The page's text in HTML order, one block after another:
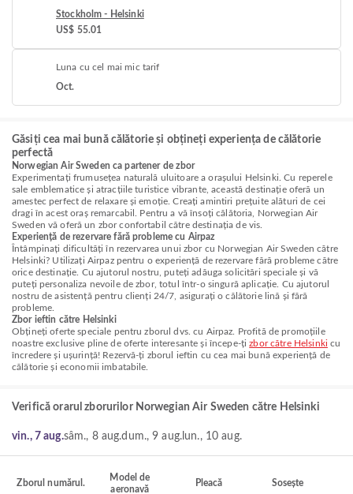
Stockholm - Helsinki
US$ 55.01
Luna cu cel mai mic tarif
Oct.
Găsiți cea mai bună călătorie și obțineți experiența de călătorie
perfectă
Norwegian Air Sweden ca partener de zbor
Experimentați frumusețea naturală uluitoare a orașului Helsinki. Cu reperele
sale emblematice și atracțiile turistice vibrante, această destinație oferă un
amestec perfect de relaxare și emoție. Creați amintiri prețuite alături de cei
dragi în acest oraș remarcabil. Pentru a vă însoți călătoria, Norwegian Air
Sweden vă oferă un zbor confortabil către destinația de vis.
Experiență de rezervare fără probleme cu Airpaz
Întâmpinați dificultăți în rezervarea unui zbor cu Norwegian Air Sweden către
Helsinki? Utilizați Airpaz pentru o experiență de rezervare fără probleme către
orice destinație. Cu ajutorul nostru, puteți adăuga solicitări speciale și vă
puteți personaliza nevoile de zbor, totul într-o singură aplicație. Cu ajutorul
nostru de asistență pentru clienți 24/7, asigurați o călătorie lină și fără
probleme.
Zbor ieftin către Helsinki
Obțineți oferte speciale pentru zborul dvs. cu Airpaz. Profită de promoțiile
noastre exclusive pline de oferte interesante și începe-țizbor către Helsinki cu
încredere și ușurință! Rezervă-ți zborul ieftin cu cea mai bună experiență de
călătorie și economii imbatabile.
Verifică orarul zborurilor Norwegian Air Sweden către Helsinki
vin., 7 aug.sâm., 8 aug.dum., 9 aug. lun., 10 aug.
Zborul numărul.
Model de
aeronavă
Pleacă Sosește